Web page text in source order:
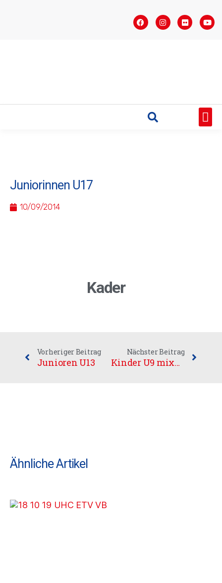
Juniorinnen U17
10/09/2014
Kader
Vorheriger Beitrag
Junioren U13
Nächster Beitrag
Kinder U9 mixed
Ähnliche Artikel